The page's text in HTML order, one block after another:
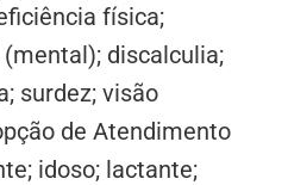
física;
discalculia;
surdez; visão
de Atendimento
idoso; lactante;